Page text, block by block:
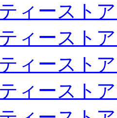
ィースト
ィースト
ィースト
ィースト